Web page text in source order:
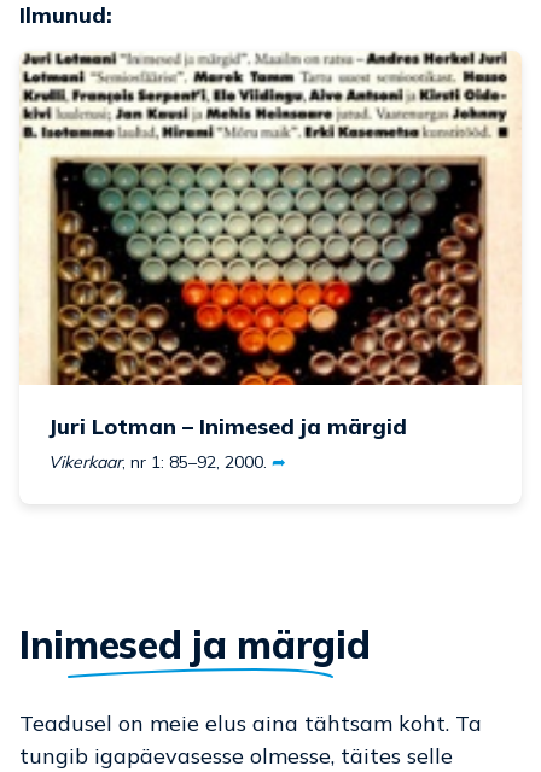
Ilmunud:
Juri Lotman – Inimesed ja märgid
Vikerkaar, nr 1: 85–92, 2000. ➦
Inimesed ja märgid
Teadusel on meie elus aina tähtsam koht. Ta
tungib igapäevasesse olmesse, täites selle